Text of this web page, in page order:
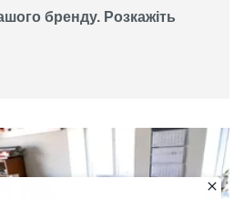
бренду. Розкажіть